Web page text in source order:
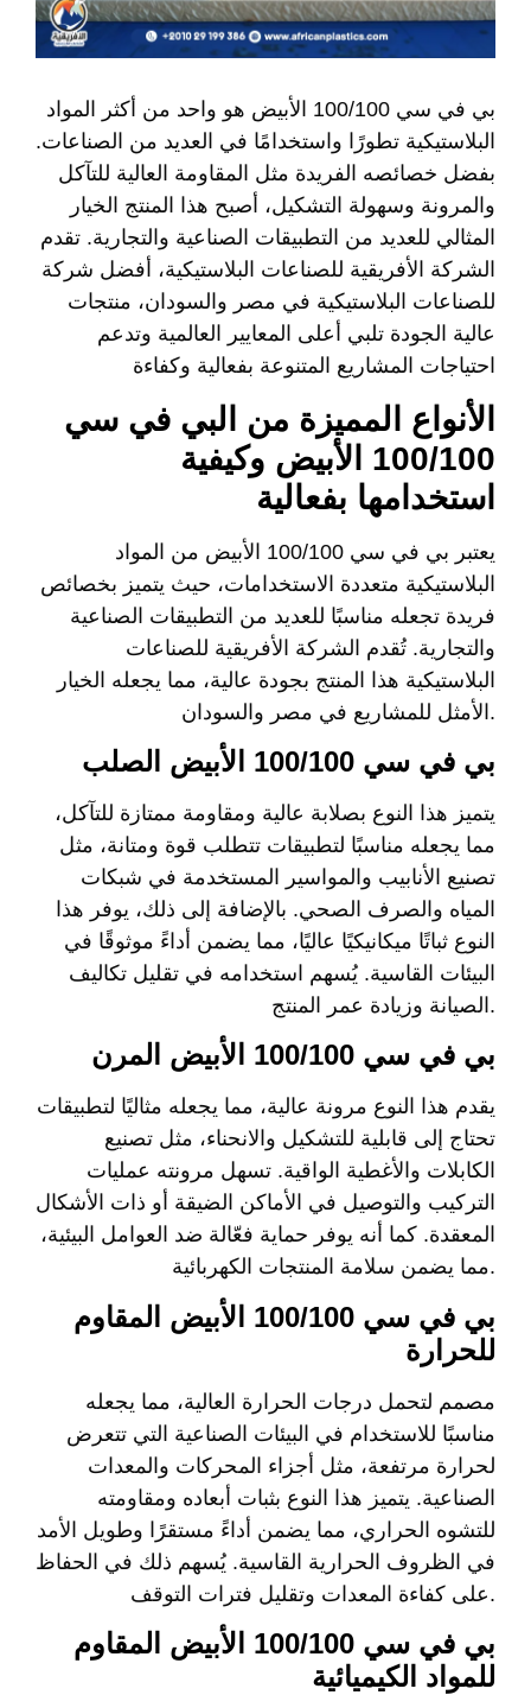
بي في سي 100/100 الأبيض هو واحد من أكثر المواد
البلاستيكية تطورًا واستخدامًا في العديد من الصناعات.
بفضل خصائصه الفريدة مثل المقاومة العالية للتآكل
والمرونة وسهولة التشكيل، أصبح هذا المنتج الخيار
المثالي للعديد من التطبيقات الصناعية والتجارية. تقدم
الشركة الأفريقية للصناعات البلاستيكية، أفضل شركة
للصناعات البلاستيكية في مصر والسودان، منتجات
عالية الجودة تلبي أعلى المعايير العالمية وتدعم
احتياجات المشاريع المتنوعة بفعالية وكفاءة
الأنواع المميزة من البي في سي
100/100 الأبيض وكيفية
استخدامها بفعالية
يعتبر بي في سي 100/100 الأبيض
من المواد
البلاستيكية متعددة الاستخدامات، حيث يتميز بخصائص
فريدة تجعله مناسبًا للعديد من التطبيقات الصناعية
والتجارية. تُقدم الشركة الأفريقية للصناعات
البلاستيكية هذا المنتج بجودة عالية، مما يجعله الخيار
الأمثل للمشاريع في مصر والسودان.
بي في سي 100/100 الأبيض الصلب
يتميز هذا النوع بصلابة عالية ومقاومة ممتازة للتآكل،
مما يجعله مناسبًا لتطبيقات تتطلب قوة ومتانة، مثل
تصنيع الأنابيب والمواسير المستخدمة في شبكات
المياه والصرف الصحي. بالإضافة إلى ذلك، يوفر هذا
النوع ثباتًا ميكانيكيًا عاليًا، مما يضمن أداءً موثوقًا في
البيئات القاسية. يُسهم استخدامه في تقليل تكاليف
الصيانة وزيادة عمر المنتج.
بي في سي 100/100 الأبيض المرن
يقدم هذا النوع مرونة عالية، مما يجعله مثاليًا لتطبيقات
تحتاج إلى قابلية للتشكيل والانحناء، مثل تصنيع
الكابلات والأغطية الواقية. تسهل مرونته عمليات
التركيب والتوصيل في الأماكن الضيقة أو ذات الأشكال
المعقدة. كما أنه يوفر حماية فعّالة ضد العوامل البيئية،
مما يضمن سلامة المنتجات الكهربائية.
بي في سي 100/100 الأبيض المقاوم
للحرارة
مصمم لتحمل درجات الحرارة العالية، مما يجعله
مناسبًا للاستخدام في البيئات الصناعية التي تتعرض
لحرارة مرتفعة، مثل أجزاء المحركات والمعدات
الصناعية. يتميز هذا النوع بثبات أبعاده ومقاومته
للتشوه الحراري، مما يضمن أداءً مستقرًا وطويل الأمد
في الظروف الحرارية القاسية. يُسهم ذلك في الحفاظ
على كفاءة المعدات وتقليل فترات التوقف.
بي في سي 100/100 الأبيض المقاوم
للمواد الكيميائية